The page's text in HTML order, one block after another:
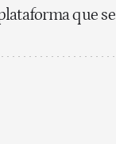
que se